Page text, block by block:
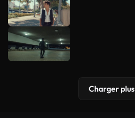
Charger plus